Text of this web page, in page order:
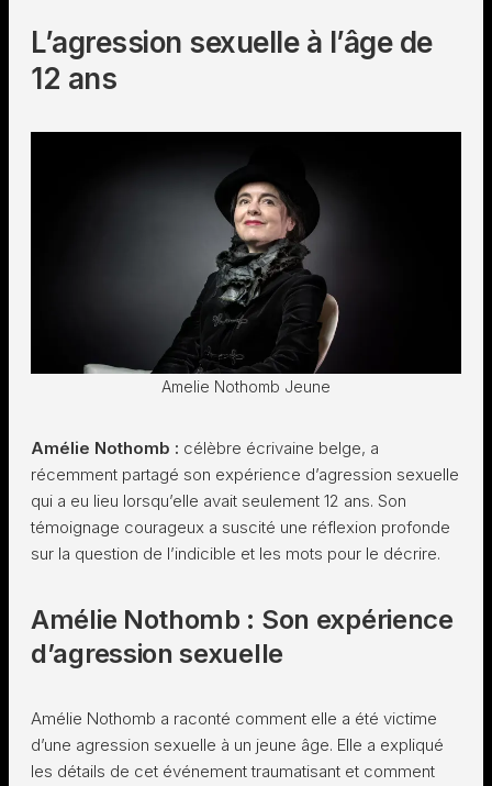
L’agression sexuelle à l’âge de
12 ans
Amelie Nothomb Jeune
Amélie Nothomb : célèbre écrivaine belge, a
récemment partagé son expérience d’agression sexuelle
qui a eu lieu lorsqu’elle avait seulement 12 ans. Son
témoignage courageux a suscité une réflexion profonde
sur la question de l’indicible et les mots pour le décrire.
Amélie Nothomb : Son expérience
d’agression sexuelle
Amélie Nothomb a raconté comment elle a été victime
d’une agression sexuelle à un jeune âge. Elle a expliqué
les détails de cet événement traumatisant et comment